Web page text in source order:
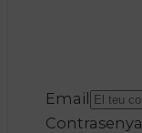
Email
Contrasenya